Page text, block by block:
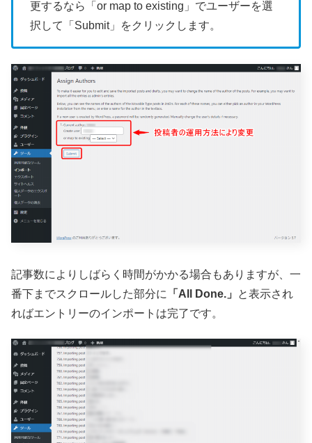
更するなら「or map to existing」でユーザーを選
択して「Submit」をクリックします。
記事数によりしばらく時間がかかる場合もありますが、一
番下までスクロールした部分に
「All Done.」
と表示され
ればエントリーのインポートは完了です。